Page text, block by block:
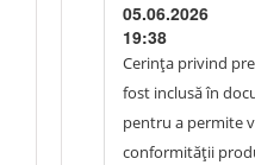
identificarea
performanță
orice produse
demonstrează
funcționale egale
principiul
Solicităm
pentru care se
acestora la
finisaje — vopsele,
05.06.2026
19:38
Cerința privind
fost inclusă în
pentru a permite
conformității